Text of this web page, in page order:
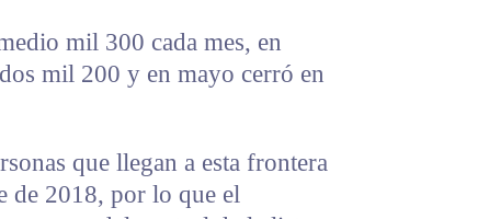
mil 300 cada mes, en
mil 200 y en mayo cerró en
que llegan a esta frontera
de 2018, por lo que el